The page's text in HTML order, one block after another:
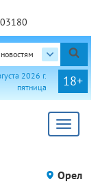
18+
2026 г.
пятница
Toggle
Орел